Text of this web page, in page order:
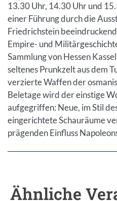
13.30 Uhr, 14.30 Uhr und
einer Führung durch die
Friedrichstein
Empire- und
Sammlung von Hessen
seltenes Prunkzelt aus dem
verzierte Waffen der
Beletage wird der einstige
aufgegriffen: Neue, im Stil
eingerichtete Schauräume
prägenden Einfluss
Ähnliche